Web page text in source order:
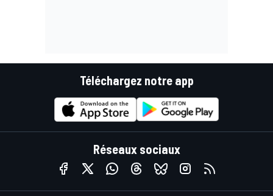
Téléchargez notre app
Réseaux sociaux